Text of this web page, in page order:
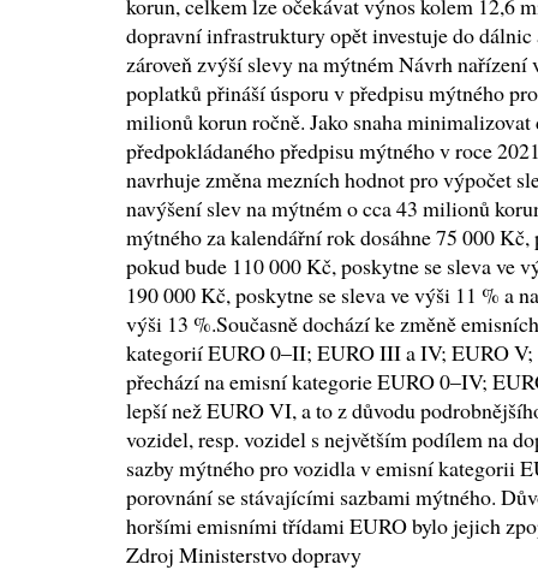
korun, celkem lze očekávat výnos kolem 12,6
dopravní infrastruktury opět investuje do
zároveň zvýší slevy na mýtném Návrh nařízení
poplatků přináší úsporu v předpisu mýtného
milionů korun ročně. Jako snaha minimalizovat
předpokládaného předpisu mýtného v roce
navrhuje změna mezních hodnot pro výpočet
navýšení slev na mýtném o cca 43 milionů
mýtného za kalendářní rok dosáhne 75 000
pokud bude 110 000 Kč, poskytne se sleva ve
190 000 Kč, poskytne se sleva ve výši 11 % a
výši 13 %.Současně dochází ke změně
kategorií EURO 0–II; EURO III a IV; EURO
přechází na emisní kategorie EURO 0–IV;
lepší než EURO VI, a to z důvodu
vozidel, resp. vozidel s největším podílem na
sazby mýtného pro vozidla v emisní kategorii
porovnání se stávajícími sazbami mýtného.
horšími emisními třídami EURO bylo jejich
Zdroj Ministerstvo dopravy